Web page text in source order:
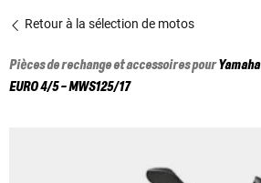
Retour à la sélection de motos
Pièces de rechange et accessoires pourYamaha
EURO 4/5 - MWS125/17